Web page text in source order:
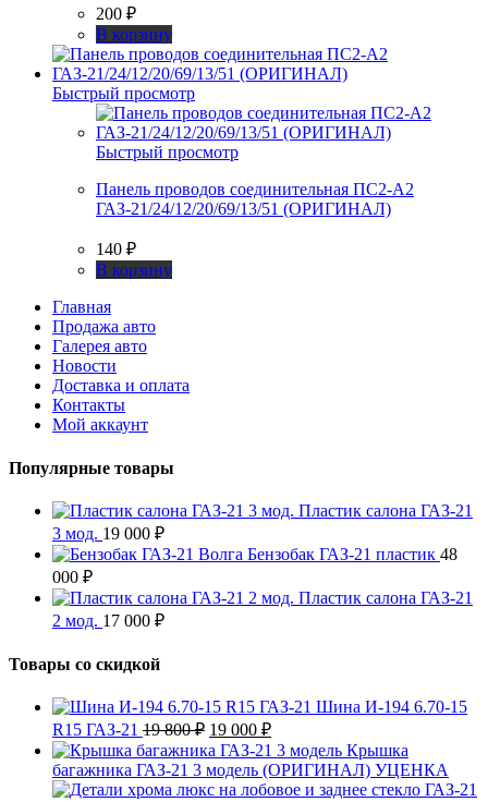
200 ₽
В корзину
Быстрый просмотр
Быстрый просмотр
Панель проводов соединительная ПС2-А2
ГАЗ-21/24/12/20/69/13/51 (ОРИГИНАЛ)
140 ₽
В корзину
Главная
Продажа авто
Галерея авто
Новости
Доставка и оплата
Контакты
Мой аккаунт
Популярные товары
Пластик салона ГАЗ-21
3 мод. 19 000 ₽
Бензобак ГАЗ-21 пластик 48
000 ₽
Пластик салона ГАЗ-21
2 мод. 17 000 ₽
Товары со скидкой
Шина И-194 6.70-15
R15 ГАЗ-21 19 800₽ Первоначальная
цена
составляла
19
19 000 ₽Текущая
цена:
19
000 ₽.
Крышка
багажника ГАЗ-21 3 модель (ОРИГИНАЛ) УЦЕНКА